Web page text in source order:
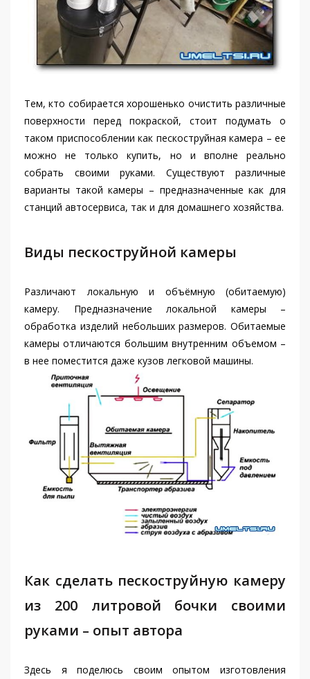
Тем, кто собирается хорошенько очистить различные
поверхности перед покраской, стоит подумать о
таком приспособлении как пескоструйная камера – ее
можно не только купить, но и вполне реально
собрать своими руками. Существуют различные
варианты такой камеры – предназначенные как для
станций автосервиса, так и для домашнего хозяйства.
Виды пескоструйной камеры
Различают локальную и объёмную (обитаемую)
камеру. Предназначение локальной камеры –
обработка изделий небольших размеров. Обитаемые
камеры отличаются большим внутренним объемом –
в нее поместится даже кузов легковой машины.
Как сделать пескоструйную камеру
из 200 литровой бочки своими
руками – опыт автора
Здесь я поделюсь своим опытом изготовления